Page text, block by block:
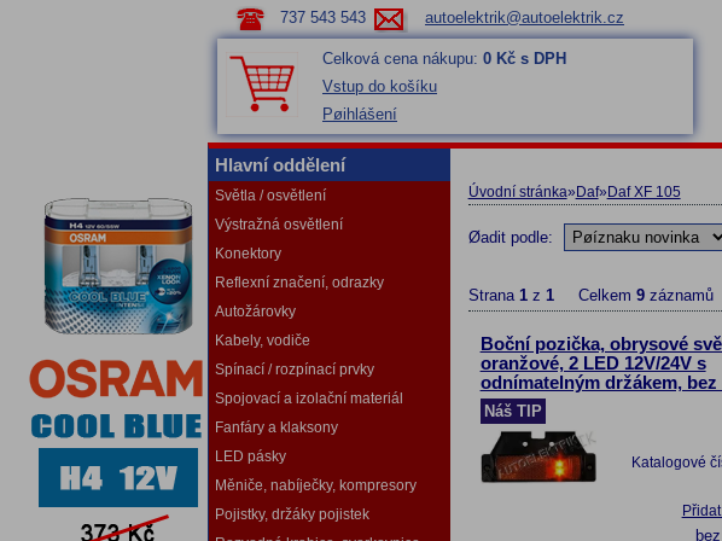
737 543 543 autoelektrik@autoelektrik.cz
Celková cena nákupu: 0 Kč s DPH
Vstup do košíku
Pøihlášení
Hlavní oddělení
Světla / osvětlení
Výstražná osvětlení
Konektory
Reflexní značení, odrazky
Autožárovky
Kabely, vodiče
Spínací / rozpínací prvky
Spojovací a izolační materiál
Fanfáry a klaksony
LED pásky
Měniče, nabíječky, kompresory
Pojistky, držáky pojistek
Úvodní stránka» Daf» Daf XF 105
Øadit podle:
Strana 1z 1Celkem 9záznamů
Boční pozička, obrysové
oranžové, 2 LED 12V/24V s
odnímatelným držákem,
Náš TIP
Katalogové